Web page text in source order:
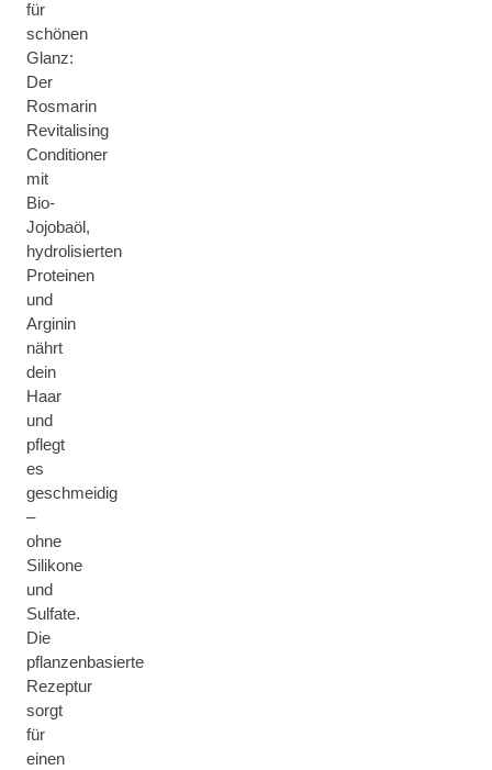
für
schönen
Glanz:
Der
Rosmarin
Revitalising
Conditioner
mit
Bio-
Jojobaöl,
hydrolisierten
Proteinen
und
Arginin
nährt
dein
Haar
und
pflegt
es
geschmeidig
–
ohne
Silikone
und
Sulfate.
Die
pflanzenbasierte
Rezeptur
sorgt
für
einen